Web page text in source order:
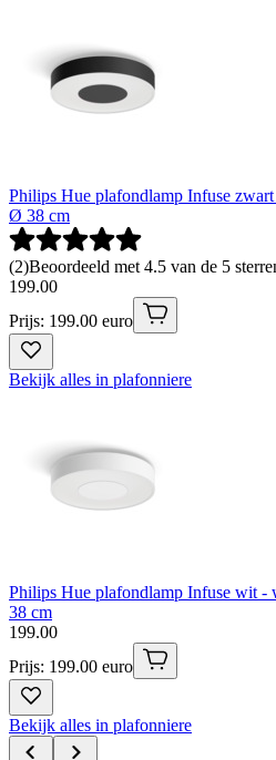
Philips Hue plafondlamp Infuse
Ø 38 cm
(2)Beoordeeld met 4.5 van de 5
199.00
Prijs: 199.00 euro
Bekijk alles in plafonniere
Philips Hue plafondlamp Infuse wit
38 cm
199.00
Prijs: 199.00 euro
Bekijk alles in plafonniere